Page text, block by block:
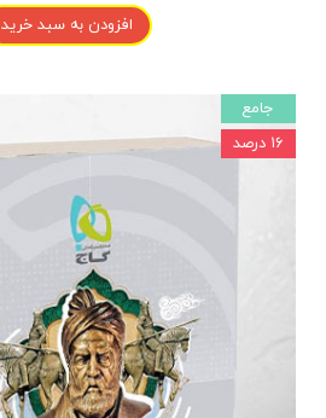
افزودن به سبد خرید
جامع
۱۶ درصد